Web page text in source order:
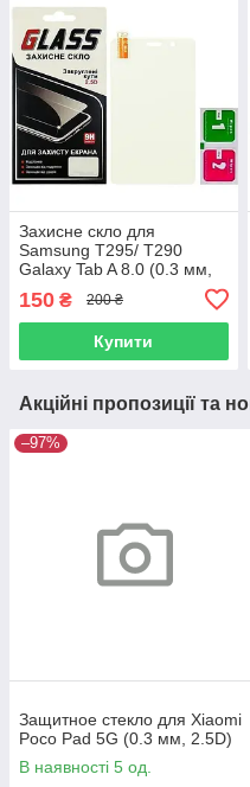
Захисне скло для
Samsung T295/ T290
Galaxy Tab A 8.0 (0.3 мм,
150 ₴ 200 ₴
Купити
Акційні пропозиції та
–97%
Защитное стекло для Xiaomi
Poco Pad 5G (0.3 мм, 2.5D)
В наявності 5 од.